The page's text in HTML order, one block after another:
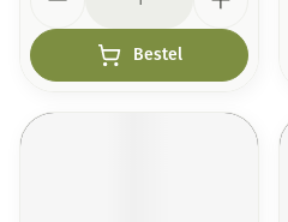
Bestel